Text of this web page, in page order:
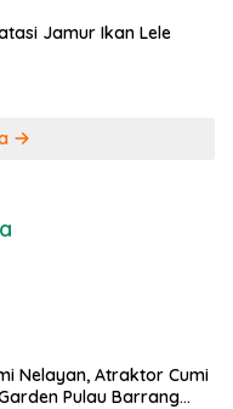
Jamur Ikan Lele
Nelayan, Atraktor Cumi
Pulau Barrang